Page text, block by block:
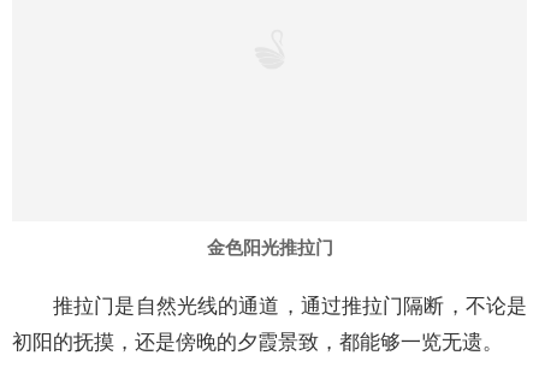
金色阳光推拉门
推拉门是自然光线的通道，通过推拉门隔断，不论是
初阳的抚摸，还是傍晚的夕霞景致，都能够一览无遗。